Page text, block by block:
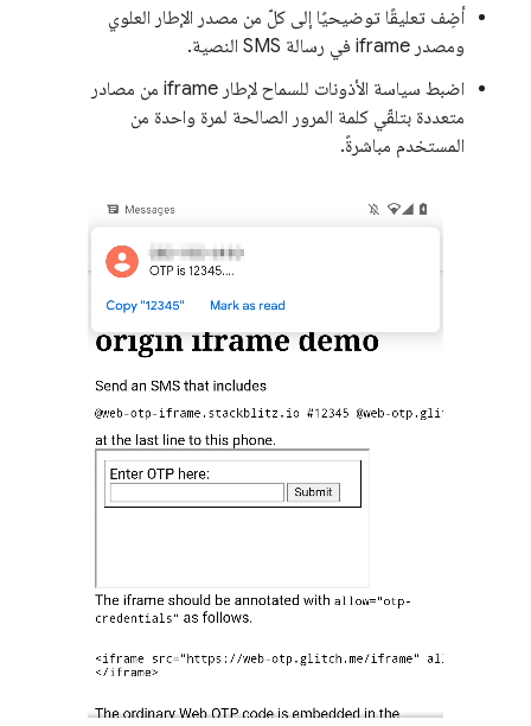
أضِف تعليقًا توضيحيًا إلى كلّ من مصدر الإطار العلوي
ومصدر iframe في رسالة SMS النصية.
اضبط سياسة الأذونات للسماح لإطار iframe من مصادر
متعددة بتلقّي كلمة المرور الصالحة لمرة واحدة من
المستخدم مباشرةً.